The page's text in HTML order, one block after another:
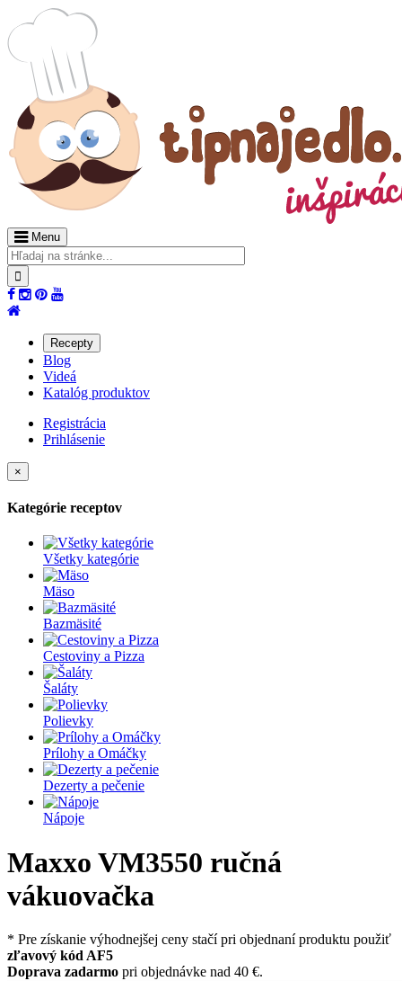
Menu
Recepty
Blog
Videá
Katalóg produktov
Registrácia
Prihlásenie
×
Kategórie receptov
Všetky kategórie
Mäso
Bazmäsité
Cestoviny a Pizza
Šaláty
Polievky
Prílohy a Omáčky
Dezerty a pečenie
Nápoje
Maxxo VM3550 ručná
vákuovačka
* Pre získanie výhodnejšej ceny stačí pri objednaní produktu použiť
zľavový kód AF5
Doprava zadarmo pri objednávke nad 40 €.